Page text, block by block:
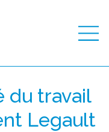
du travail
Legault